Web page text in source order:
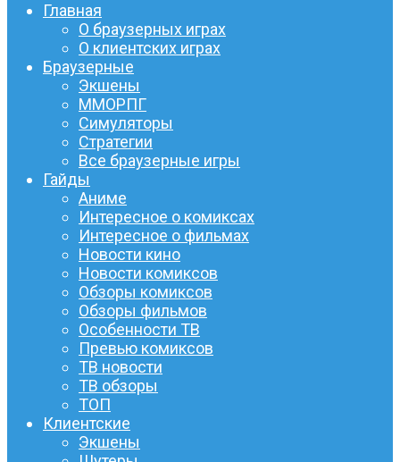
Главная
О браузерных играх
О клиентских играх
Браузерные
Экшены
ММОРПГ
Симуляторы
Стратегии
Все браузерные игры
Гайды
Аниме
Интересное о комиксах
Интересное о фильмах
Новости кино
Новости комиксов
Обзоры комиксов
Обзоры фильмов
Особенности ТВ
Превью комиксов
ТВ новости
ТВ обзоры
ТОП
Клиентские
Экшены